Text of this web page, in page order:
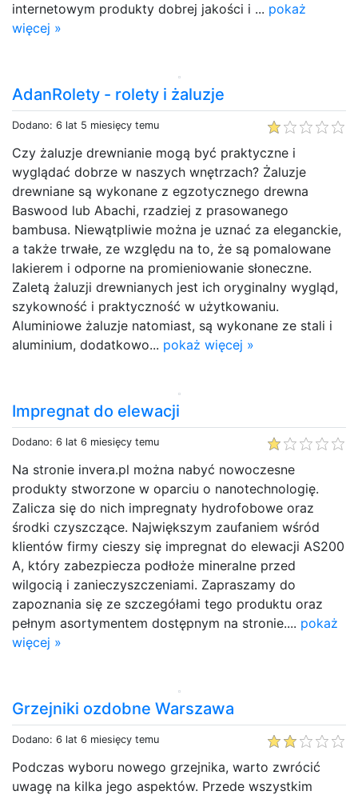
internetowym produkty dobrej jakości i ... pokaż
więcej »
AdanRolety - rolety i żaluzje
Dodano: 6 lat 5 miesięcy temu
Czy żaluzje drewnianie mogą być praktyczne i
wyglądać dobrze w naszych wnętrzach? Żaluzje
drewniane są wykonane z egzotycznego drewna
Baswood lub Abachi, rzadziej z prasowanego
bambusa. Niewątpliwie można je uznać za eleganckie,
a także trwałe, ze względu na to, że są pomalowane
lakierem i odporne na promieniowanie słoneczne.
Zaletą żaluzji drewnianych jest ich oryginalny wygląd,
szykowność i praktyczność w użytkowaniu.
Aluminiowe żaluzje natomiast, są wykonane ze stali i
aluminium, dodatkowo... pokaż więcej »
Impregnat do elewacji
Dodano: 6 lat 6 miesięcy temu
Na stronie invera.pl można nabyć nowoczesne
produkty stworzone w oparciu o nanotechnologię.
Zalicza się do nich impregnaty hydrofobowe oraz
środki czyszczące. Największym zaufaniem wśród
klientów firmy cieszy się impregnat do elewacji AS200
A, który zabezpiecza podłoże mineralne przed
wilgocią i zanieczyszczeniami. Zapraszamy do
zapoznania się ze szczegółami tego produktu oraz
pełnym asortymentem dostępnym na stronie.... pokaż
więcej »
Grzejniki ozdobne Warszawa
Dodano: 6 lat 6 miesięcy temu
Podczas wyboru nowego grzejnika, warto zwrócić
uwagę na kilka jego aspektów. Przede wszystkim